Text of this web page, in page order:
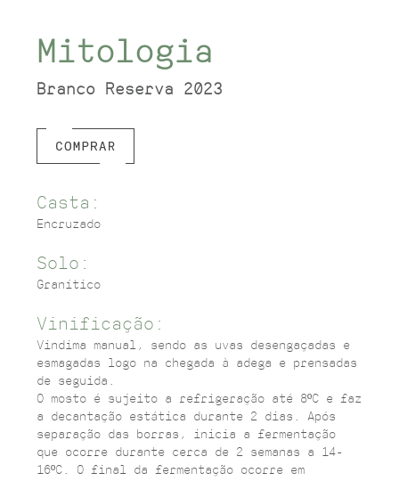
Mitologia
Branco Reserva 2023
Casta:
Encruzado
Solo:
Granítico
Vinificação:
Vindima manual, sendo as uvas desengaçadas e
esmagadas logo na chegada à adega e prensadas
de seguida.
O mosto é sujeito a refrigeração até 8ºC e faz
a decantação estática durante 2 dias. Após
separação das borras, inicia a fermentação
que ocorre durante cerca de 2 semanas a 14-
16ºC. O final da fermentação ocorre em